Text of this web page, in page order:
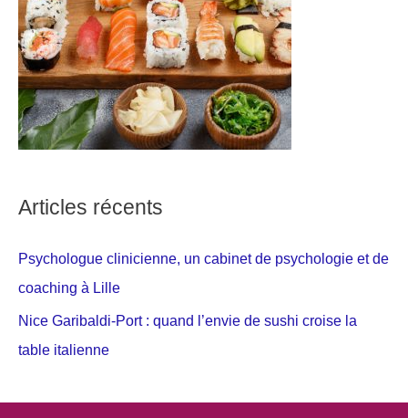
Articles récents
Psychologue clinicienne, un cabinet de psychologie et de
coaching à Lille
Nice Garibaldi-Port : quand l’envie de sushi croise la
table italienne